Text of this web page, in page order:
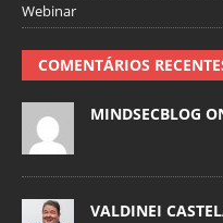
Webinar
COMENTÁRIOS
MINDSECBLOG
VALDINEI